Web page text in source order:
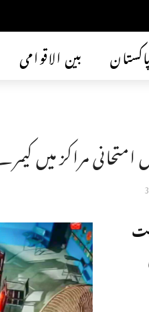
بین الاقوامی پاکستان
مراکز میں